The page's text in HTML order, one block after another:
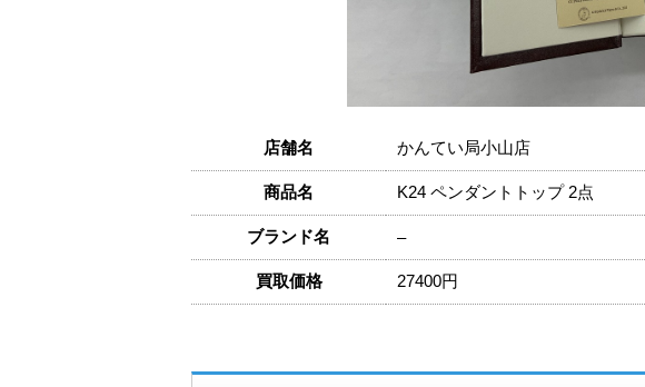
店舗名 かんてい局小山店
商品名 K24 ペンダントトップ 2点
ブランド名 –
買取価格 27400円